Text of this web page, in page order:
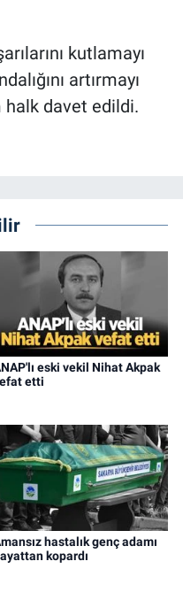
kutlamayı
artırmayı
davet edildi.
eski vekil Nihat Akpak
etti
hastalık genç adamı
kopardı